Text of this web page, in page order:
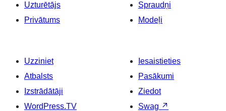
Uzturētājs
Privātums
Spraudņi
Modeļi
Uzziniet
Atbalsts
Izstrādātāji
WordPress.TV
Iesaistieties
Pasākumi
Ziedot
Swag ↗